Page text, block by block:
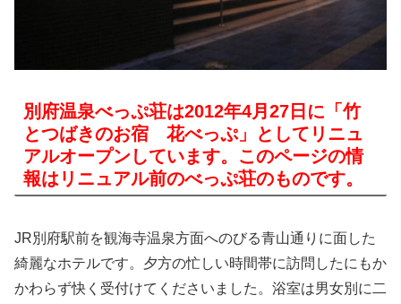
別府温泉べっぷ荘は2012年4月27日に「竹
とつばきのお宿 花べっぷ」としてリニュ
アルオープンしています。このページの情
報はリニュアル前のべっぷ荘のものです。
JR別府駅前を観海寺温泉方面へのびる青山通りに面した
綺麗なホテルです。夕方の忙しい時間帯に訪問したにもか
かわらず快く受付けてくださいました。浴室は男女別に二